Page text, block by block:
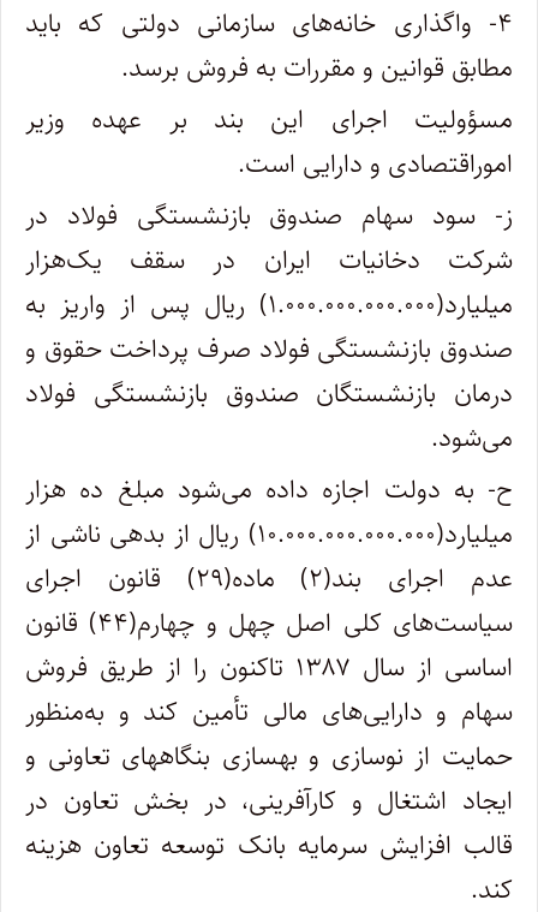
۴- واگذاری خانه‌های سازمانی دولتی که باید
مطابق قوانین و مقررات به فروش برسد.
مسؤولیت اجرای این بند بر عهده وزیر
اموراقتصادی و دارایی است.
ز- سود سهام صندوق بازنشستگی فولاد در
شرکت دخانیات ایران در سقف یک‌هزار
میلیارد(۱.۰۰۰.۰۰۰.۰۰۰.۰۰۰) ریال پس از واریز به
صندوق بازنشستگی فولاد صرف پرداخت حقوق و
درمان بازنشستگان صندوق بازنشستگی فولاد
می‌شود.
ح- به دولت اجازه داده می‌شود مبلغ ده هزار
میلیارد(۱۰.۰۰۰.۰۰۰.۰۰۰.۰۰۰) ریال از بدهی ناشی از
عدم اجرای بند(۲) ماده(۲۹) قانون اجرای
سیاست‌های کلی اصل چهل و چهارم(۴۴) قانون
اساسی از سال ۱۳۸۷ تاکنون را از طریق فروش
سهام و دارایی‌های مالی تأمین کند و به‌منظور
حمایت از نوسازی و بهسازی بنگاههای تعاونی و
ایجاد اشتغال و کارآفرینی، در بخش تعاون در
قالب افزایش سرمایه بانک توسعه تعاون هزینه
کند.